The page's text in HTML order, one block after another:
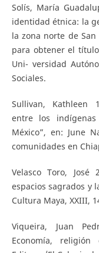
Solís, María
identidad étnica: la
la zona norte de San
para obtener el
Uni- versidad
Sociales.
Sullivan, Kathleen
entre los
México”, en: June
comunidades en
Velasco Toro, José
espacios sagrados y
Cultura Maya, XXIII,
Viqueira, Juan
Economía,